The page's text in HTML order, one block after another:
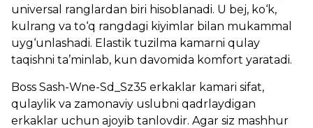
universal ranglardan biri hisoblanadi. U bej, ko‘k,
kulrang va to‘q rangdagi kiyimlar bilan mukammal
uyg‘unlashadi. Elastik tuzilma kamarni qulay
taqishni ta’minlab, kun davomida komfort yaratadi.
Boss Sash-Wne-Sd_Sz35 erkaklar kamari sifat,
qulaylik va zamonaviy uslubni qadrlaydigan
erkaklar uchun ajoyib tanlovdir. Agar siz mashhur